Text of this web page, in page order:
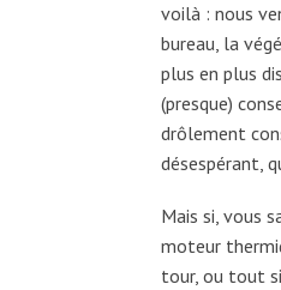
voilà : nous
bureau, la
plus en plus
(presque)
drôlement
désespérant,
Mais si, vous
moteur
tour, ou tout